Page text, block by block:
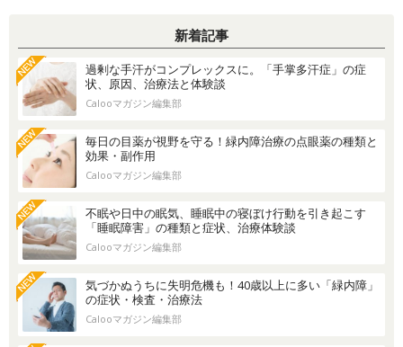
新着記事
過剰な手汗がコンプレックスに。「手掌多汗症」の症
状、原因、治療法と体験談
Calooマガジン編集部
毎日の目薬が視野を守る！緑内障治療の点眼薬の種類と
効果・副作用
Calooマガジン編集部
不眠や日中の眠気、睡眠中の寝ぼけ行動を引き起こす
「睡眠障害」の種類と症状、治療体験談
Calooマガジン編集部
気づかぬうちに失明危機も！40歳以上に多い「緑内障」
の症状・検査・治療法
Calooマガジン編集部